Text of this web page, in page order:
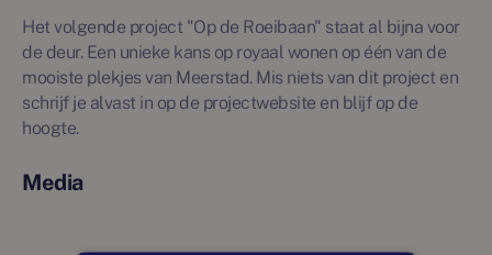
Het volgende project "Op de Roeibaan" staat al bijna voor
de deur. Een unieke kans op royaal wonen op één van de
mooiste plekjes van Meerstad. Mis niets van dit project en
schrijf je alvast in op de projectwebsite en blijf op de
hoogte.
Media